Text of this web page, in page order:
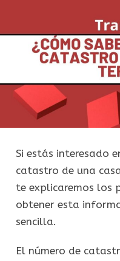
Si estás interesado
catastro de una
te explicaremos los
obtener esta
sencilla.
El número de